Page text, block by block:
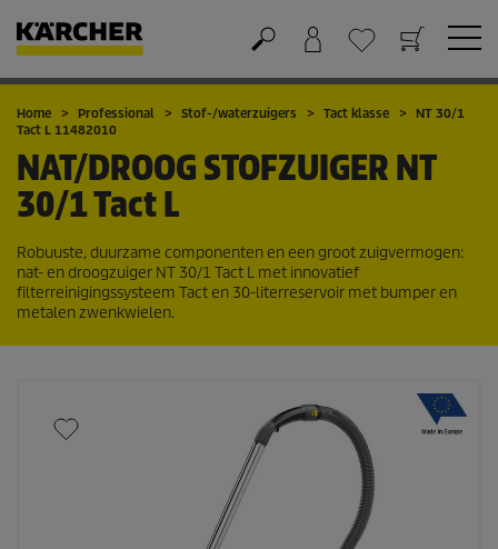
Winkelwagen
Wensenlijstje
Home Professional Stof-/waterzuigers Tact klasse
NT 30/1
Tact L 11482010
NAT/DROOG STOFZUIGER NT
30/1 Tact L
Robuuste, duurzame componenten en een groot zuigvermogen:
nat- en droogzuiger NT 30/1 Tact L met innovatief
filterreinigingssysteem Tact en 30-literreservoir met bumper en
metalen zwenkwielen.